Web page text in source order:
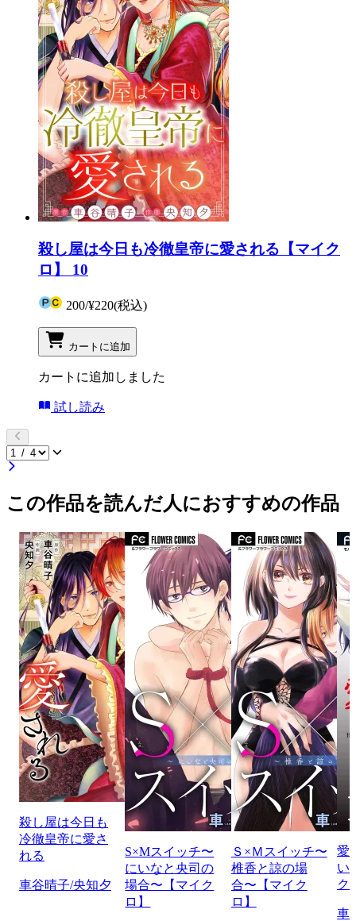
殺し屋は今日も冷徹皇帝に愛される【マイク
ロ】 10
200/¥220(税込)
カートに追加
カートに追加しました
試し読み
この作品を読んだ人におすすめの作品
殺し屋は今日も
冷徹皇帝に愛さ
れる
車谷晴子/央知夕
S×Mスイッチ〜
にいなと央司の
場合〜【マイク
ロ】
Ｓ×Ｍスイッチ〜
椎香と諒の場
合〜【マイク
ロ】
愛
い
ク
車